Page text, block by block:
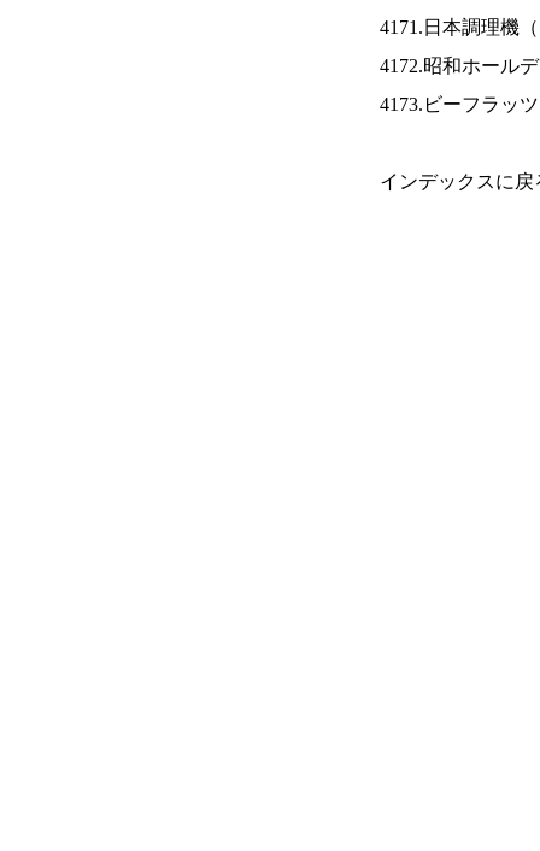
4171.日本調理機（
4172.昭和ホール
4173.ビーフラッ
インデックスに戻